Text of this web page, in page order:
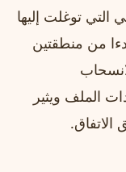
توغلت إليها
من منطقتين
الملف ويثير